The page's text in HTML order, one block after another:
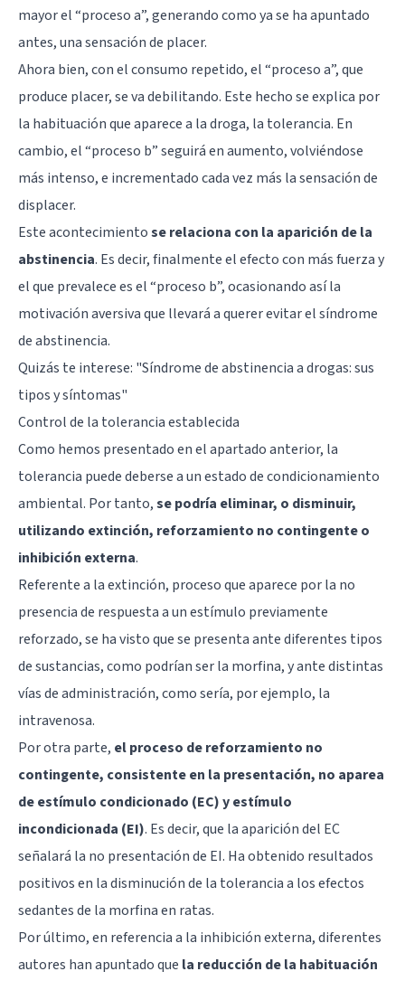
mayor el “proceso a”, generando como ya se ha apuntado
antes, una sensación de placer.
Ahora bien, con el consumo repetido, el “proceso a”, que
produce placer, se va debilitando. Este hecho se explica por
la habituación que aparece a la droga, la tolerancia. En
cambio, el “proceso b” seguirá en aumento, volviéndose
más intenso, e incrementado cada vez más la sensación de
displacer.
Este acontecimientose relaciona con la aparición de la
abstinencia. Es decir, finalmente el efecto con más fuerza y
el que prevalece es el “proceso b”, ocasionando así la
motivación aversiva que llevará a querer evitar el síndrome
de abstinencia.
Quizás te interese: "Síndrome de abstinencia a drogas: sus
tipos y síntomas"
Control de la tolerancia establecida
Como hemos presentado en el apartado anterior, la
tolerancia puede deberse a un estado de condicionamiento
ambiental. Por tanto,se podría eliminar, o disminuir,
utilizando extinción, reforzamiento no contingente o
inhibición externa.
Referente a la extinción, proceso que aparece por la no
presencia de respuesta a un estímulo previamente
reforzado, se ha visto que se presenta ante diferentes tipos
de sustancias, como podrían ser la morfina, y ante distintas
vías de administración, como sería, por ejemplo, la
intravenosa.
Por otra parte, el proceso de reforzamiento no
contingente, consistente en la presentación, no aparea
de estímulo condicionado (EC) y estímulo
incondicionada (EI). Es decir, que la aparición del EC
señalará la no presentación de EI. Ha obtenido resultados
positivos en la disminución de la tolerancia a los efectos
sedantes de la morfina en ratas.
Por último, en referencia a la inhibición externa, diferentes
autores han apuntado que la reducción de la habituación